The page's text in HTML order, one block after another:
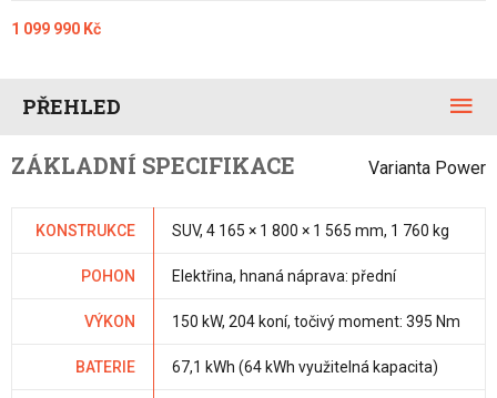
1 099 990 Kč
PŘEHLED
ZÁKLADNÍ SPECIFIKACE Varianta Power
KONSTRUKCE SUV, 4 165 × 1 800 × 1 565 mm, 1 760 kg
POHON Elektřina, hnaná náprava: přední
VÝKON 150 kW, 204 koní, točivý moment: 395 Nm
BATERIE 67,1 kWh (64 kWh využitelná kapacita)